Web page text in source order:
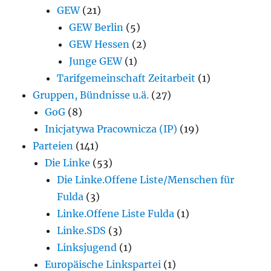
GEW(21)
GEW Berlin (5)
GEW Hessen (2)
Junge GEW(1)
Tarifgemeinschaft Zeitarbeit (1)
Gruppen, Bündnisse u.ä. (27)
GoG (8)
Inicjatywa Pracownicza (IP) (19)
Parteien (141)
Die Linke (53)
Die Linke.Offene Liste/Menschen für
Fulda (3)
Linke.Offene Liste Fulda (1)
Linke.SDS (3)
Linksjugend (1)
Europäische Linkspartei (1)